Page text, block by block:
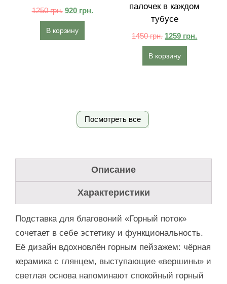
1250грн. 920 грн.
В корзину
палочек в каждом
тубусе
1450грн. 1259 грн.
В корзину
Посмотреть все
Описание
Характеристики
Подставка для благовоний «Горный поток»
сочетает в себе эстетику и функциональность.
Её дизайн вдохновлён горным пейзажем: чёрная
керамика с глянцем, выступающие «вершины» и
светлая основа напоминают спокойный горный